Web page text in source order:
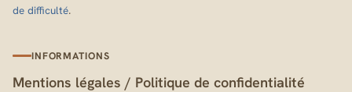
de difficulté.
INFORMATIONS
Mentions légales / Politique de confidentialité